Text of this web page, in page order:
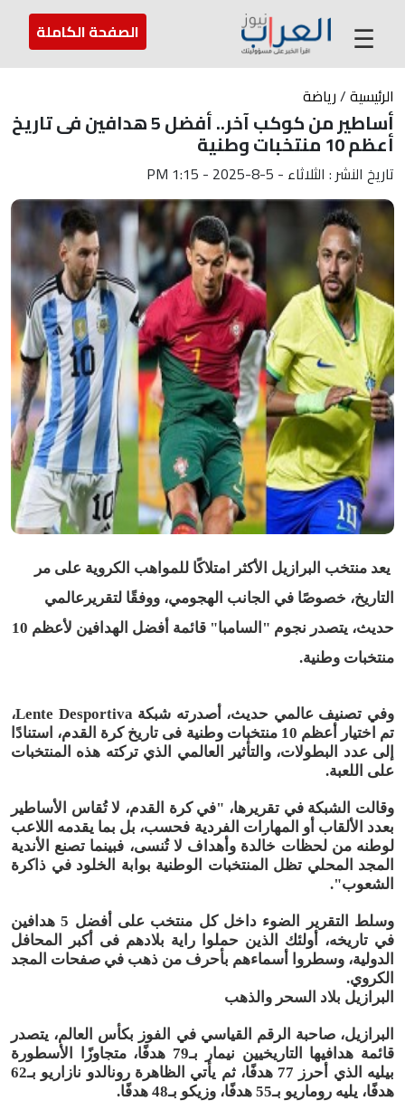
عن العراب ارسل لنا ☰ الصفحة الكاملة
الرئيسية/رياضة
أساطير من كوكب آخر.. أفضل 5 هدافين فى تاريخ
أعظم 10 منتخبات وطنية
تاريخ النشر : الثلاثاء - 5-8-2025 - 1:15 PM
يعد منتخب البرازيل الأكثر امتلاكًا للمواهب الكروية على مر
التاريخ، خصوصًا في الجانب الهجومي، ووفقًا لتقريرعالمي
حديث، يتصدر نجوم "السامبا" قائمة أفضل الهدافين لأعظم 10
منتخبات وطنية.
وفي تصنيف عالمي حديث، أصدرته شبكة Lente Desportiva،
تم اختيار أعظم 10 منتخبات وطنية فى تاريخ كرة القدم، استنادًا
إلى عدد البطولات، والتأثير العالمي الذي تركته هذه المنتخبات
على اللعبة.
وقالت الشبكة في تقريرها، "في كرة القدم، لا تُقاس الأساطير
بعدد الألقاب أو المهارات الفردية فحسب، بل بما يقدمه اللاعب
لوطنه من لحظات خالدة وأهداف لا تُنسى، فبينما تصنع الأندية
المجد المحلي تظل المنتخبات الوطنية بوابة الخلود في ذاكرة
الشعوب".
وسلط التقرير الضوء داخل كل منتخب على أفضل 5 هدافين
في تاريخه، أولئك الذين حملوا راية بلادهم فى أكبر المحافل
الدولية، وسطروا أسماءهم بأحرف من ذهب في صفحات المجد
الكروي.
البرازيل بلاد السحر والذهب
البرازيل، صاحبة الرقم القياسي في الفوز بكأس العالم، يتصدر
قائمة هدافيها التاريخيين نيمار بـ79 هدفًا، متجاوزًا الأسطورة
بيليه الذي أحرز 77 هدفًا، ثم يأتي الظاهرة رونالدو نازاريو بـ62
هدفًا، يليه روماريو بـ55 هدفًا، وزيكو بـ48 هدفًا.